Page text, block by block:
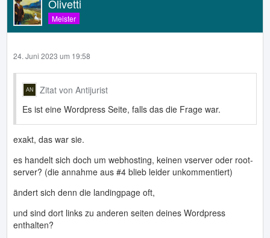
Olivetti
Meister
24. Juni 2023 um 19:58
Zitat von Antijurist
Es ist eine Wordpress Seite, falls das die Frage war.
exakt, das war sie.
es handelt sich doch um webhosting, keinen vserver oder root-
server? (die annahme aus #4 blieb leider unkommentiert)
ändert sich denn die landingpage oft,
und sind dort links zu anderen seiten deines Wordpress
enthalten?